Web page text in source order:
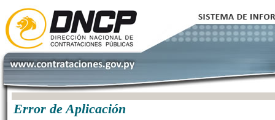
Error de Aplicación